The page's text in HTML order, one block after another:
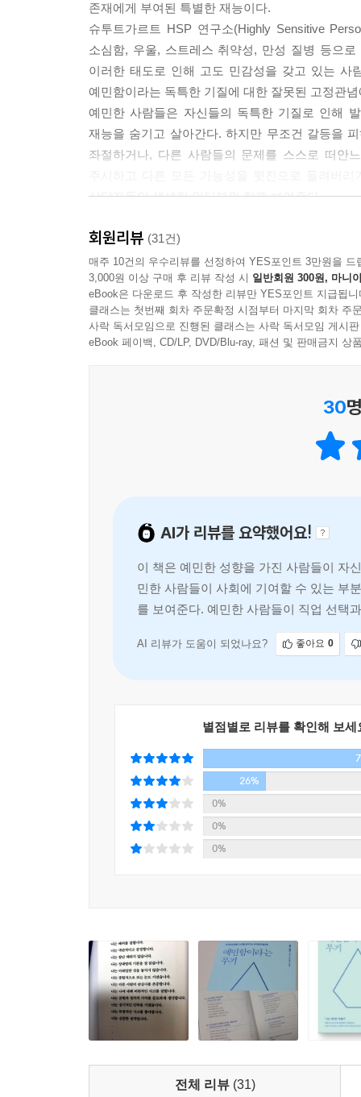
예민한 사람들은 다르게 지각하고 다르게 생각하
다는 자신이 하는 작업이 양질의 것이 되도록 하
각하고, 고객, 거래처, 동료, 상사의 필요를 느끼
문이다. 고집이 있음에도 불구하고 예민한 사람
보면 팔을 걷어붙이고 돕는다. 요란하지 않고 조
쓰고, 다른 사람들을 배려해주고 격려한다.
--- pp.219-220
존재에게 부여된 특별한 재능이다.
슈투트가르트 HSP 연구소(Highly Sensitive
소심함, 우울, 스트레스 취약성, 만성 질병 등으
이러한 태도로 인해 고도 민감성을 갖고 있는 사
예민함이라는 독특한 기질에 대한 잘못된 고정관
예민한 사람들은 자신들의 독특한 기질로 인해
재능을 숨기고 살아간다. 하지만 무조건 갈등을
좌절하거나, 다른 사람들의 문제를 스스로 떠안
상담자들의 생생한 인터뷰와 함께 보여준다.
당신의 예민함은 단점이 아니라
남들이 놓친 작은 것까지 볼 수 있는 남다른 감각이
우리는 모두 예민하다. 자신에게 예민한 기질이
둘러싸여 사는 사람들이 겪는 스트레스는 매우
때문이다.
이에 롤프 젤린은 고도 민감성이 단점이나 약점이
않고 규범에서 벗어나지 않기 위해 애쓰는 어린
보호할 수 있는 경계를 확실히 인지하는 법을 알
자신에게 집중해야 한다. 타인이 아니라 자신을
받아들여 남들보다 섬세하고 신중한 감각을 잘
무엇보다 타인과의 경계를 균형 있게 유지하면서
회원리뷰 (31건)
매주 10건의 우수리뷰를 선정하여 YES포인트 3만원을 드
3,000원 이상 구매 후 리뷰 작성 시 일반회원 300원, 마니
eBook은 다운로드 후 작성한 리뷰만 YES포인트 지급됩니
클래스는 첫번째 회차 주문확정 시점부터 마지막 회차 주
사락 독서모임으로 진행된 클래스는 사락 독서모임 게시
eBook 페이백, CD/LP, DVD/Blu-ray, 패션 및 판매금지 상
30
AI가 리뷰를 요약했어요!
이 책은 예민한 성향을 가진 사람들이 자
민한 사람들이 사회에 기여할 수 있는 부
를 보여준다. 예민한 사람들이 직업 선택
중요하다는 점을 강조한다.
별점별로 리뷰를 확인해 보세
0%
0%